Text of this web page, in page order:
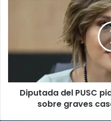
al
graves
casosDiputada del PUSC
sobre graves